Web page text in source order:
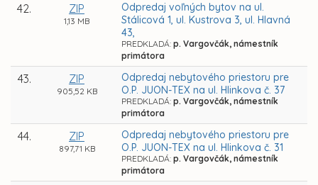
42. ZIP
1,13 MB
Odpredaj voľných bytov na ul.
Stálicová 1, ul. Kustrova 3, ul. Hlavná
43,
PREDKLADÁ: p. Vargovčák, námestník
primátora
43. ZIP
905,52 KB
Odpredaj nebytového priestoru pre
O.P. JUON-TEX na ul. Hlinkova č. 37
PREDKLADÁ: p. Vargovčák, námestník
primátora
44. ZIP
897,71 KB
Odpredaj nebytového priestoru pre
O.P. JUON-TEX na ul. Hlinkova č. 31
PREDKLADÁ: p. Vargovčák, námestník
primátora